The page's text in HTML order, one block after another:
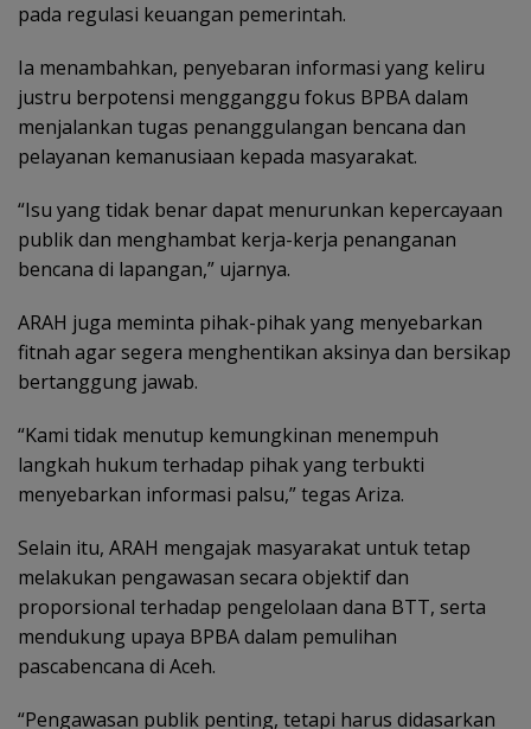
pada regulasi keuangan pemerintah.
Ia menambahkan, penyebaran informasi yang keliru
justru berpotensi mengganggu fokus BPBA dalam
menjalankan tugas penanggulangan bencana dan
pelayanan kemanusiaan kepada masyarakat.
“Isu yang tidak benar dapat menurunkan kepercayaan
publik dan menghambat kerja-kerja penanganan
bencana di lapangan,” ujarnya.
ARAH juga meminta pihak-pihak yang menyebarkan
fitnah agar segera menghentikan aksinya dan bersikap
bertanggung jawab.
“Kami tidak menutup kemungkinan menempuh
langkah hukum terhadap pihak yang terbukti
menyebarkan informasi palsu,” tegas Ariza.
Selain itu, ARAH mengajak masyarakat untuk tetap
melakukan pengawasan secara objektif dan
proporsional terhadap pengelolaan dana BTT, serta
mendukung upaya BPBA dalam pemulihan
pascabencana di Aceh.
“Pengawasan publik penting, tetapi harus didasarkan